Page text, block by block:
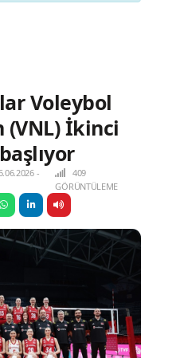
Voleybol
İkinci
-
409
GÖRÜNTÜLEME